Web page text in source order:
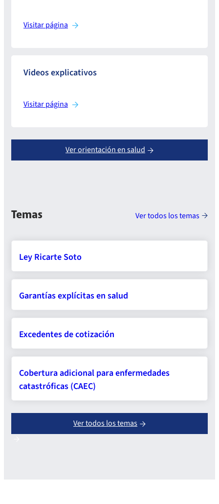
Visitar página
Videos explicativos
Visitar página
Ver orientación en salud
Temas Ver todos los temas
Ley Ricarte Soto
Garantías explícitas en salud
Excedentes de cotización
Cobertura adicional para enfermedades
catastróficas (CAEC)
Ver todos los temas